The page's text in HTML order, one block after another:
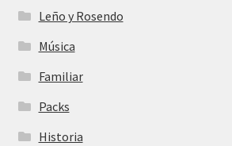
Leño y Rosendo
Música
Familiar
Packs
Historia